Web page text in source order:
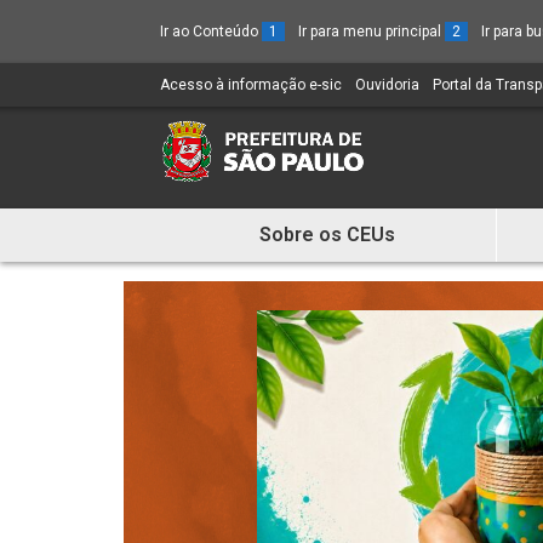
Ir ao Conteúdo 1 Ir para menu principal 2 Ir para
Acesso à informação e-sic (Link
um
novo
Ouvidoria (Link
Portal da
e
Sobre os CEUs